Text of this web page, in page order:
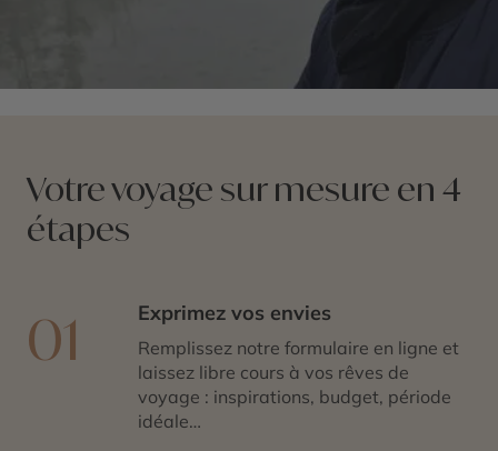
Votre voyage sur mesure en 4
étapes
01 Exprimez vos envies
Remplissez notre formulaire en ligne et
laissez libre cours à vos rêves de
voyage : inspirations, budget, période
idéale…